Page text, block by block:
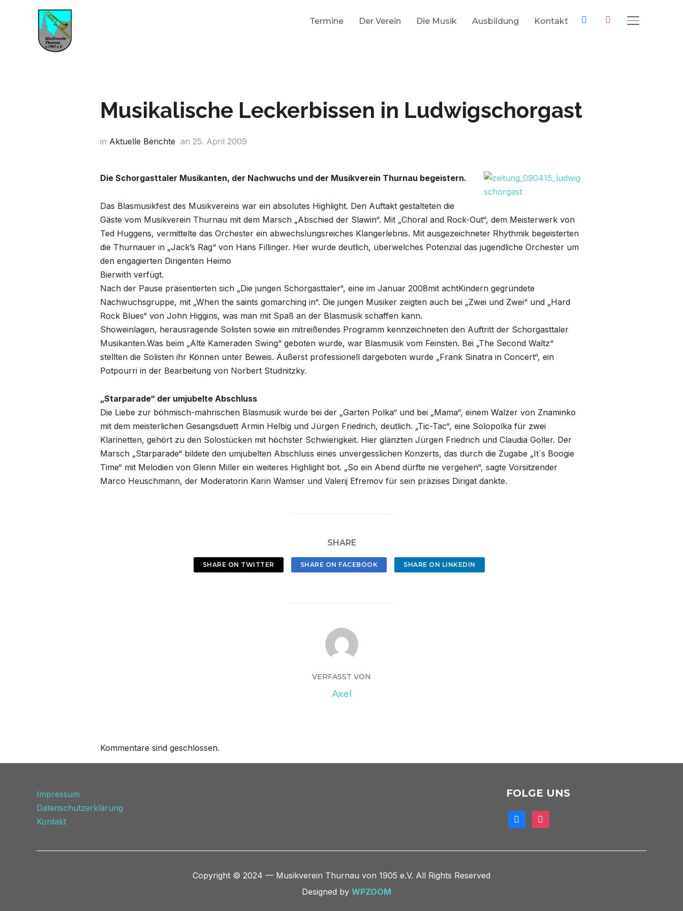
facebookinstagram
Termine Der Verein Die Musik Ausbildung Kontakt
Musikalische Leckerbissen in Ludwigschorgast
in Aktuelle Berichte an 25. April 2009
Die Schorgasttaler Musikanten, der Nachwuchs und der Musikverein Thurnau begeistern.
Das Blasmusikfest des Musikvereins war ein absolutes Highlight. Den Auftakt gestalteten die
Gäste vom Musikverein Thurnau mit dem Marsch „Abschied der Slawin“. Mit „Choral and Rock-Out“, dem Meisterwerk von
Ted Huggens, vermittelte das Orchester ein abwechslungsreiches Klangerlebnis. Mit ausgezeichneter Rhythmik begeisterten
die Thurnauer in „Jack’s Rag“ von Hans Fillinger. Hier wurde deutlich, überwelches Potenzial das jugendliche Orchester um
den engagierten Dirigenten Heimo
Bierwith verfügt.
Nach der Pause präsentierten sich „Die jungen Schorgasttaler“, eine im Januar 2008mit achtKindern gegründete
Nachwuchsgruppe, mit „When the saints gomarching in“. Die jungen Musiker zeigten auch bei „Zwei und Zwei“ und „Hard
Rock Blues“ von John Higgins, was man mit Spaß an der Blasmusik schaffen kann.
Showeinlagen, herausragende Solisten sowie ein mitreißendes Programm kennzeichneten den Auftritt der Schorgasttaler
Musikanten.Was beim „Alte Kameraden Swing“ geboten wurde, war Blasmusik vom Feinsten. Bei „The Second Waltz“
stellten die Solisten ihr Können unter Beweis. Äußerst professionell dargeboten wurde „Frank Sinatra in Concert“, ein
Potpourri in der Bearbeitung von Norbert Studnitzky.
„Starparade“ der umjubelte Abschluss
Die Liebe zur böhmisch-mährischen Blasmusik wurde bei der „Garten Polka“ und bei „Mama“, einem Walzer von Znaminko
mit dem meisterlichen Gesangsduett Armin Helbig und Jürgen Friedrich, deutlich. „Tic-Tac“, eine Solopolka für zwei
Klarinetten, gehört zu den Solostücken mit höchster Schwierigkeit. Hier glänzten Jürgen Friedrich und Claudia Goller. Der
Marsch „Starparade“ bildete den umjubelten Abschluss eines unvergesslichen Konzerts, das durch die Zugabe „It`s Boogie
Time“ mit Melodien von Glenn Miller ein weiteres Highlight bot. „So ein Abend dürfte nie vergehen“, sagte Vorsitzender
Marco Heuschmann, der Moderatorin Karin Wamser und Valerij Efremov für sein präzises Dirigat dankte.
SHARE
SHARE ON TWITTER SHARE ON FACEBOOK SHARE ON LINKEDIN
VERFASST VON
Axel
Kommentare sind geschlossen.
Impressum
Datenschutzerklärung
Kontakt
FOLGE UNS
facebookinstagram
Copyright © 2024 — Musikverein Thurnau von 1905 e.V. All Rights Reserved
Designed by WPZOOM